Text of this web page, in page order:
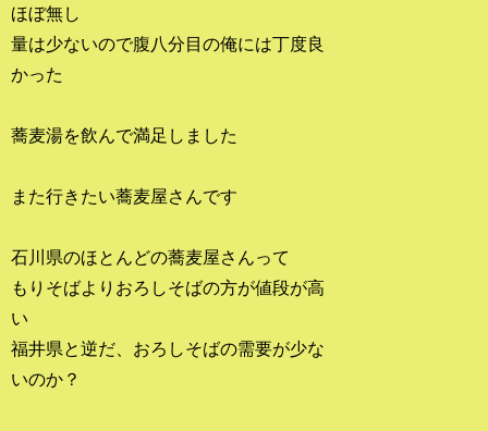
ほぼ無し
量は少ないので腹八分目の俺には丁度良
かった
蕎麦湯を飲んで満足しました
また行きたい蕎麦屋さんです
石川県のほとんどの蕎麦屋さんって
もりそばよりおろしそばの方が値段が高
い
福井県と逆だ、おろしそばの需要が少な
いのか？